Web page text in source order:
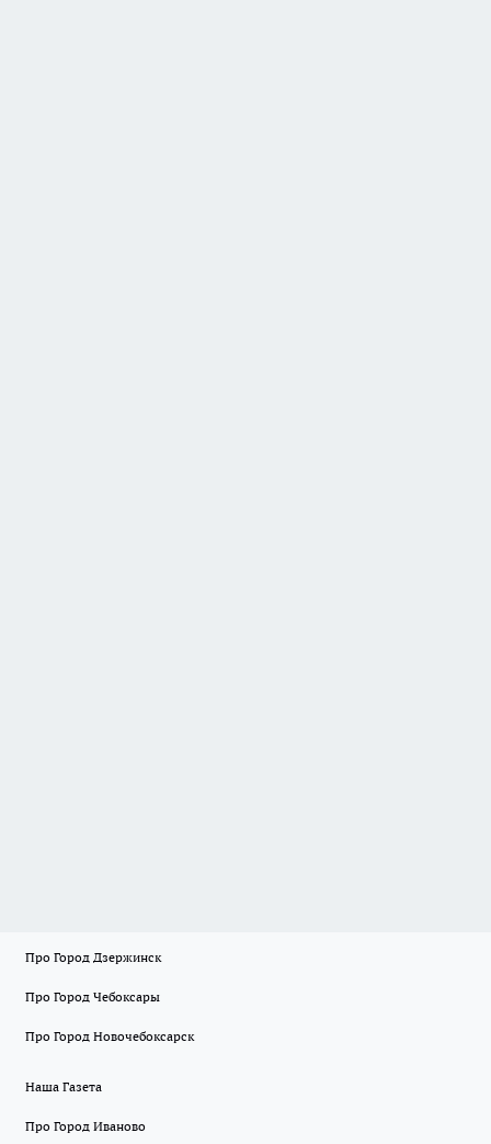
Про Город Дзержинск
Про Город Чебоксары
Про Город Новочебоксарск
Наша Газета
Про Город Иваново